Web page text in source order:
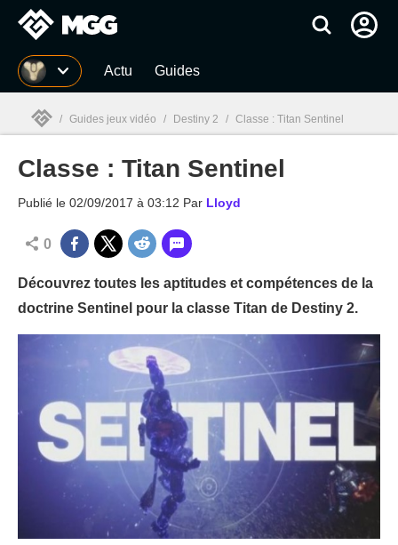
MGG Actu Guides
MGG
/ Guides jeux vidéo / Destiny 2 / Classe : Titan Sentinel
Classe : Titan Sentinel
Publié le 02/09/2017 à 03:12 Par Lloyd
0
Découvrez toutes les aptitudes et compétences de la
doctrine Sentinel pour la classe Titan de Destiny 2.